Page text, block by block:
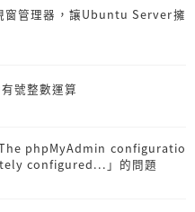
管理器，讓Ubuntu Server擁
號整數運算
phpMyAdmin configuratio
configured...」的問題